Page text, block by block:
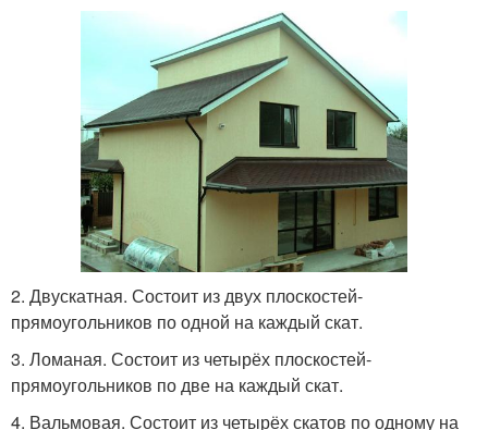
2. Двускатная. Состоит из двух плоскостей-
прямоугольников по одной на каждый скат.
3. Ломаная. Состоит из четырёх плоскостей-
прямоугольников по две на каждый скат.
4. Вальмовая. Состоит из четырёх скатов по одному на